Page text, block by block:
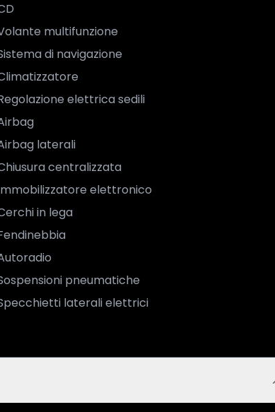
CD
Volante multifunzione
Sistema di navigazione
Climatizzatore
Regolazione elettrica sedili
Airbag
Airbag laterali
Chiusura centralizzata
Immobilizzatore elettronico
Cerchi in lega
Fendinebbia
Autoradio
Sospensioni pneumatiche
Specchietti laterali elettrici